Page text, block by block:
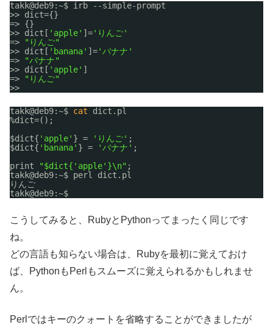
takk@deb9:~$ irb --simple-prompt
>> dict={}
=> {}
>> dict[ 'apple' ]='りんご'
=>
"りんご"
>> dict[ 'banana' ]='バナナ'
=>
"バナナ"
>> dict[ 'apple' ]
=>
"りんご"
>>
takk@deb9:~$ cat
dict.pl
%dict=();
$dict{ 'apple' } = 'りんご' ;
$dict{ 'banana' } = 'バナナ' ;
print
"$dict{'apple'}\n" ;
takk@deb9:~$ perl dict.pl
りんご
takk@deb9:~$
こうしてみると、RubyとPythonってまったく同じです
ね。
どの言語も知らない場合は、Rubyを最初に覚えておけ
ば、PythonもPerlもスムーズに覚えられるかもしれませ
ん。
Perlではキーのクォートを省略することができましたが